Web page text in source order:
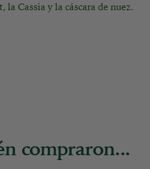
&
0
Cassia y la cáscara de nuez.
compraron...